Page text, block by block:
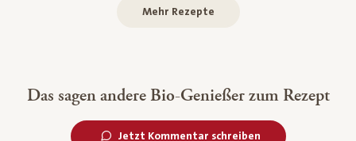
Mehr Rezepte
Das sagen andere Bio-Genießer zum Rezept
Jetzt Kommentar schreiben